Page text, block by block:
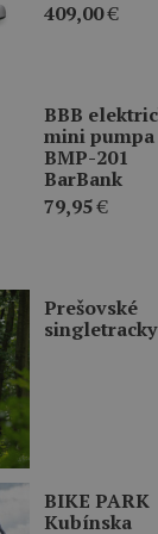
409,00€
BBB
mini pumpa
BMP-201
BarBank
79,95€
Prešovské
singletracky
BIKE PARK
Kubínska